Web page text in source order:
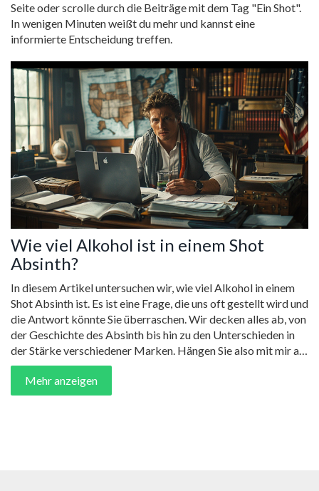
Seite oder scrolle durch die Beiträge mit dem Tag "Ein Shot".
In wenigen Minuten weißt du mehr und kannst eine
informierte Entscheidung treffen.
Wie viel Alkohol ist in einem Shot
Absinth?
In diesem Artikel untersuchen wir, wie viel Alkohol in einem
Shot Absinth ist. Es ist eine Frage, die uns oft gestellt wird und
die Antwort könnte Sie überraschen. Wir decken alles ab, von
der Geschichte des Absinth bis hin zu den Unterschieden in
der Stärke verschiedener Marken. Hängen Sie also mit mir ab
und tauchen Sie ein in die faszinierende Welt des Absinth!
Mehr anzeigen